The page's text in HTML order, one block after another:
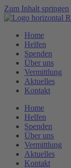
Zum Inhalt springen
Home
Helfen
Spenden
Über uns
Vermittlung
Aktuelles
Kontakt
Home
Helfen
Spenden
Über uns
Vermittlung
Aktuelles
Kontakt